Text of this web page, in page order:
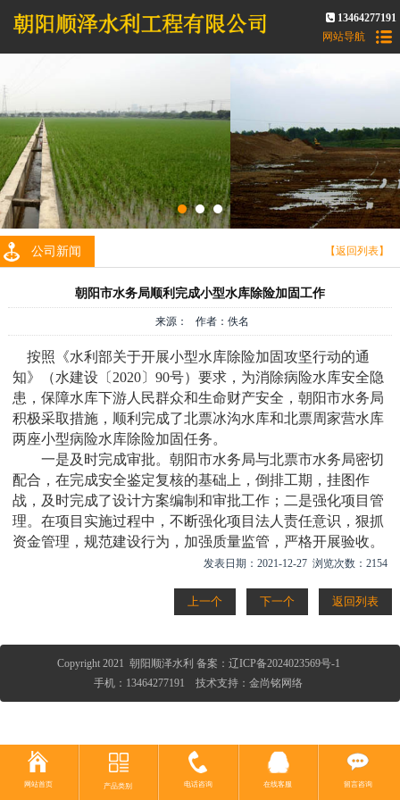
13464277191
网站导航
公司新闻 【返回列表】
朝阳市水务局顺利完成小型水库除险加固工作
来源： 作者：佚名
按照《水利部关于开展小型水库除险加固攻坚行动的通
知》（水建设〔2020〕90号）要求，为消除病险水库安全隐
患，保障水库下游人民群众和生命财产安全，朝阳市水务局
积极采取措施，顺利完成了北票冰沟水库和北票周家营水库
两座小型病险水库除险加固任务。
一是及时完成审批。朝阳市水务局与北票市水务局密切
配合，在完成安全鉴定复核的基础上，倒排工期，挂图作
战，及时完成了设计方案编制和审批工作；二是强化项目管
理。在项目实施过程中，不断强化项目法人责任意识，狠抓
资金管理，规范建设行为，加强质量监管，严格开展验收。
发表日期：2021-12-27 浏览次数：2154
上一个 下一个 返回列表
Copyright 2021 朝阳顺泽水利 备案： 辽ICP备2024023569号-1
手机：13464277191 技术支持：金尚铭网络
网站首页 产品类别 电话咨询 在线客服 留言咨询